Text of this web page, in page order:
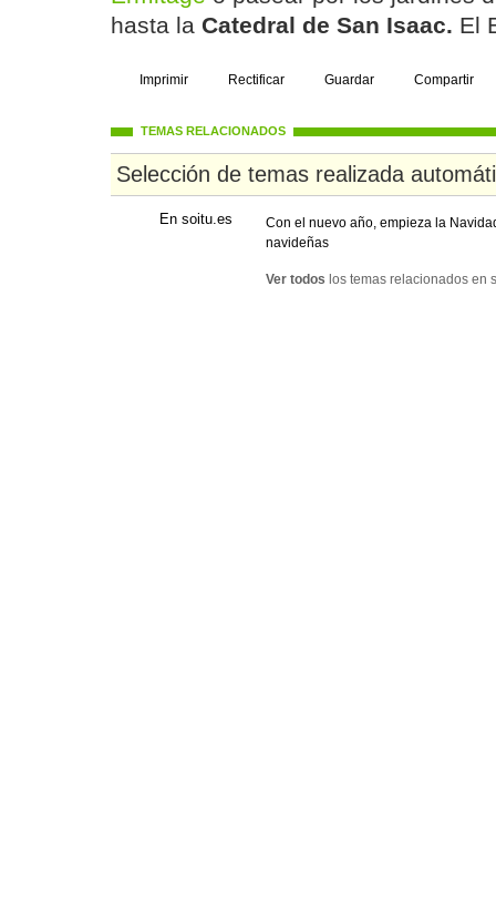
hasta la Catedral de San Isaac. El
Imprimir Rectificar Guardar Compartir
TEMAS RELACIONADOS
Selección de temas realizada
En soitu.es
Con el nuevo año, empieza la
navideñas
Ver todos los temas relacionados en